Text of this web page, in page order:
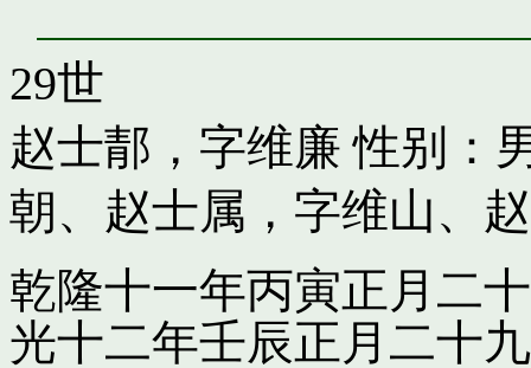
29世
赵士郬，字维廉 性别：
朝 、 赵士属，字维山、
乾隆十一年丙寅正月二
光十二年壬辰正月二十